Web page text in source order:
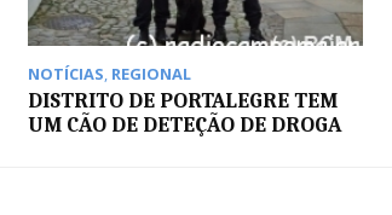
NOTÍCIAS, REGIONAL
DISTRITO DE PORTALEGRE TEM
UM CÃO DE DETEÇÃO DE DROGA